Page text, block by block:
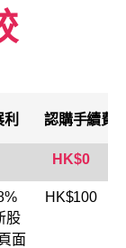
認購手續費
HK$0
股
面
HK$100